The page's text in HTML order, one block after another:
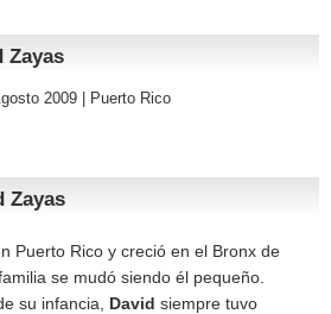
Zayas
2009 |
Puerto Rico
Zayas
Puerto Rico y creció en el Bronx de
se mudó siendo él pequeño.
su infancia, David siempre tuvo